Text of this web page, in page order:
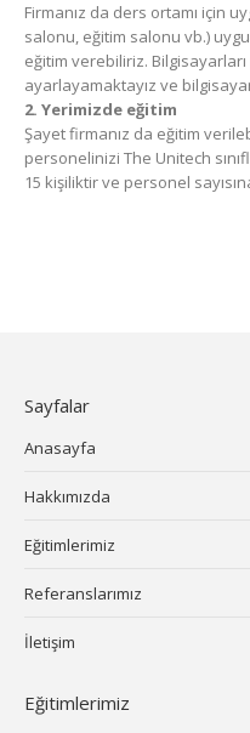
Firmanız da ders ortamı için
salonu, eğitim salonu vb.)
eğitim verebiliriz.
ayarlayamaktayız ve
2. Yerimizde eğitim
Şayet firmanız da eğitim
personelinizi The Unitech
15 kişiliktir ve personel
Sayfalar
Anasayfa
Hakkımızda
Eğitimlerimiz
Referanslarımız
İletişim
Eğitimlerimiz